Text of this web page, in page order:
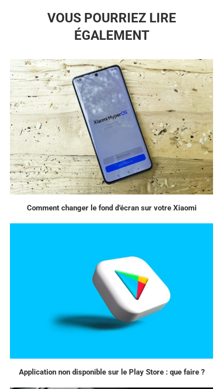
VOUS POURRIEZ LIRE
ÉGALEMENT
Comment changer le fond d’écran sur votre Xiaomi
Application non disponible sur le Play Store : que faire ?